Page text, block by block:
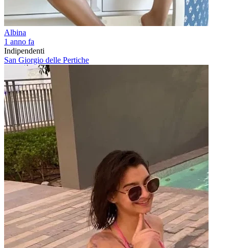
Albina
1 anno fa
Indipendenti
San Giorgio delle Pertiche